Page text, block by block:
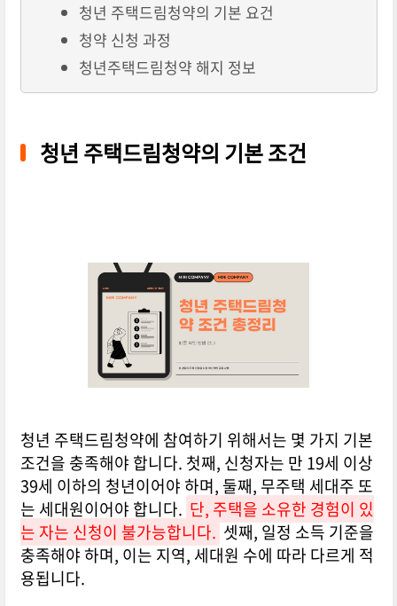
청년 주택드림청약의 기본 요건
청약 신청 과정
청년주택드림청약 해지 정보
청년 주택드림청약의 기본 조건
청년 주택드림청약에 참여하기 위해서는 몇 가지 기본
조건을 충족해야 합니다. 첫째, 신청자는 만 19세 이상
39세 이하의 청년이어야 하며, 둘째, 무주택 세대주 또
는 세대원이어야 합니다. 단, 주택을 소유한 경험이 있
는 자는 신청이 불가능합니다. 셋째, 일정 소득 기준을
충족해야 하며, 이는 지역, 세대원 수에 따라 다르게 적
용됩니다.